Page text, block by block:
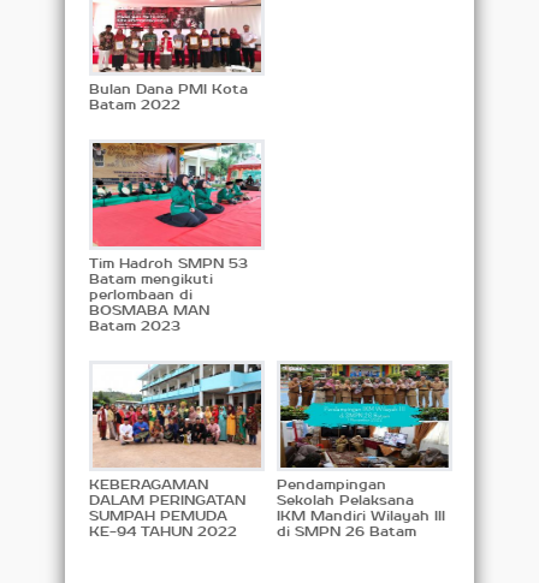
Bulan Dana PMI Kota
Batam 2022
Tim Hadroh SMPN 53
Batam mengikuti
perlombaan di
BOSMABA MAN
Batam 2023
KEBERAGAMAN
DALAM PERINGATAN
SUMPAH PEMUDA
KE-94 TAHUN 2022
Pendampingan
Sekolah Pelaksana
IKM Mandiri Wilayah III
di SMPN 26 Batam